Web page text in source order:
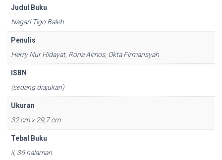
Judul Buku
Nagari Tigo Baleh
Penulis
Herry Nur Hidayat, Rona Almos, Okta Firmansyah
ISBN
(sedang diajukan)
Ukuran
32 cm x 29,7 cm
Tebal Buku
ii, 36 halaman